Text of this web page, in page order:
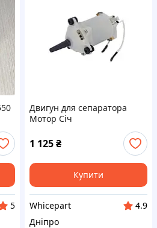
5
Двигун для сепаратора
Мотор Січ
1 125₴
Купити
Whicepart
4.9
Дніпро